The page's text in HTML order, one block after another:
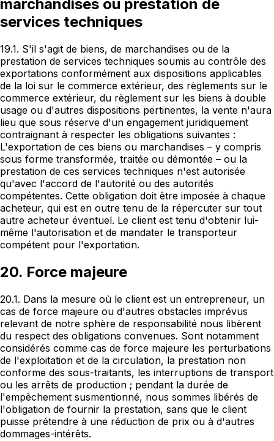
marchandises ou prestation de
services techniques
19.1. S'il s'agit de biens, de marchandises ou de la
prestation de services techniques soumis au contrôle des
exportations conformément aux dispositions applicables
de la loi sur le commerce extérieur, des règlements sur le
commerce extérieur, du règlement sur les biens à double
usage ou d'autres dispositions pertinentes, la vente n'aura
lieu que sous réserve d'un engagement juridiquement
contraignant à respecter les obligations suivantes :
L'exportation de ces biens ou marchandises – y compris
sous forme transformée, traitée ou démontée – ou la
prestation de ces services techniques n'est autorisée
qu'avec l'accord de l'autorité ou des autorités
compétentes. Cette obligation doit être imposée à chaque
acheteur, qui est en outre tenu de la répercuter sur tout
autre acheteur éventuel. Le client est tenu d'obtenir lui-
même l'autorisation et de mandater le transporteur
compétent pour l'exportation.
20. Force majeure
20.1. Dans la mesure où le client est un entrepreneur, un
cas de force majeure ou d'autres obstacles imprévus
relevant de notre sphère de responsabilité nous libèrent
du respect des obligations convenues. Sont notamment
considérés comme cas de force majeure les perturbations
de l'exploitation et de la circulation, la prestation non
conforme des sous-traitants, les interruptions de transport
ou les arrêts de production ; pendant la durée de
l'empêchement susmentionné, nous sommes libérés de
l'obligation de fournir la prestation, sans que le client
puisse prétendre à une réduction de prix ou à d'autres
dommages-intérêts.